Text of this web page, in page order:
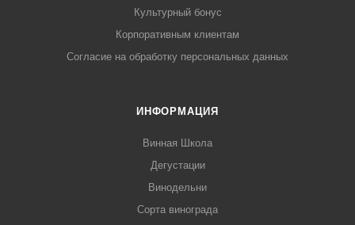
Культурный бонус
Корпоративным клиентам
Согласие на обработку персональных данных
ИНФОРМАЦИЯ
Винная Школа
Дегустации
Винодельни
Сорта винограда